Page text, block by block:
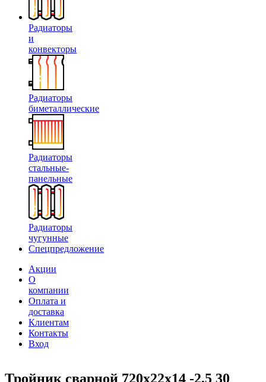
Радиаторы
и
конвекторы
Радиаторы
биметаллические
Радиаторы
стальные-
панельные
Радиаторы
чугунные
Спецпредложение
Акции
О
компании
Оплата и
доставка
Клиентам
Контакты
Вход
Тройник сварной 720х22х14 -2,5 30